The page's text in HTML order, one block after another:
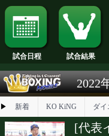
試合日程 試合結